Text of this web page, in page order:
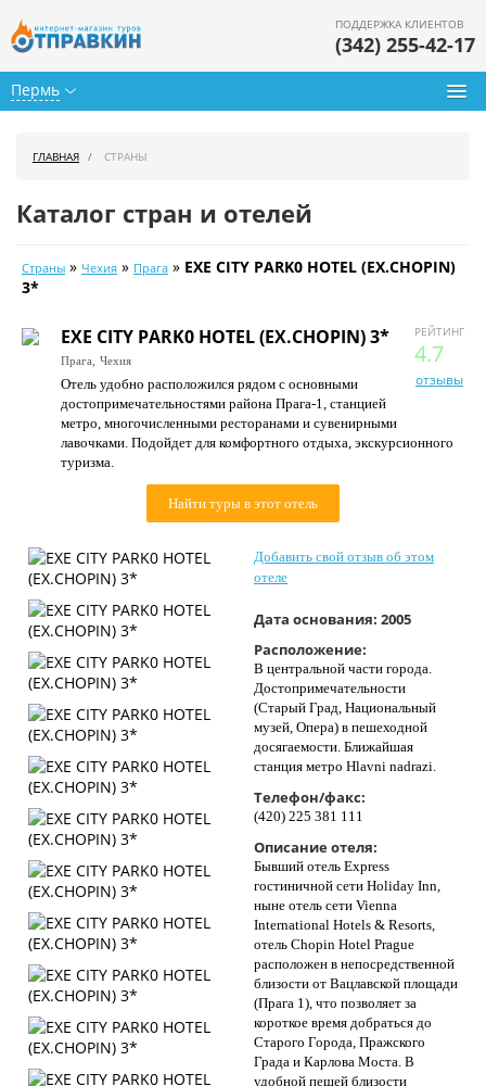
Пермь
ПОДДЕРЖКА КЛИЕНТОВ
(342) 255-42-17
Календарь туров
Цены дня
Страны
Как купить
О нас
ГЛАВНАЯ СТРАНЫ
Каталог стран и отелей
Страны » Чехия » Прага » EXE CITY PARK0 HOTEL (EX.CHOPIN)
3*
РЕЙТИНГ
4.7
отзывы
EXE CITY PARK0 HOTEL (EX.CHOPIN) 3*
Прага, Чехия
Отель удобно расположился рядом с основными
достопримечательностями района Прага-1, станцией
метро, многочисленными ресторанами и сувенирными
лавочками. Подойдет для комфортного отдыха, экскурсионного
туризма.
Найти туры в этот отель
Добавить свой отзыв об этом
отеле
Дата основания: 2005
Расположение:
В центральной части города.
Достопримечательности
(Старый Град, Национальный
музей, Опера) в пешеходной
досягаемости. Ближайшая
станция метро Hlavni nadrazi.
Телефон/факс:
(420) 225 381 111
Описание отеля:
Бывший отель Express
гостиничной сети Holiday Inn,
ныне отель сети Vienna
International Hotels & Resorts,
отель Chopin Hotel Prague
расположен в непосредственной
близости от Вацлавской площади
(Прага 1), что позволяет за
короткое время добраться до
Старого Города, Пражского
Града и Карлова Моста. В
удобной пешей близости